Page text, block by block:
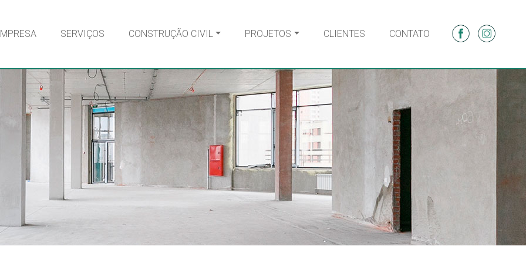
SERVIÇOS CONSTRUÇÃO CIVIL PROJETOS CLIENTES CONTATO